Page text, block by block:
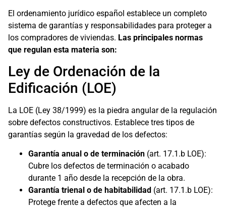
El ordenamiento jurídico español establece un completo
sistema de garantías y responsabilidades para proteger a
los compradores de viviendas. Las principales normas
que regulan esta materia son:
Ley de Ordenación de la
Edificación (LOE)
La LOE (Ley 38/1999) es la piedra angular de la regulación
sobre defectos constructivos. Establece tres tipos de
garantías según la gravedad de los defectos:
Garantía anual o de terminación (art. 17.1.b LOE):
Cubre los defectos de terminación o acabado
durante 1 año desde la recepción de la obra.
Garantía trienal o de habitabilidad (art. 17.1.b LOE):
Protege frente a defectos que afecten a la